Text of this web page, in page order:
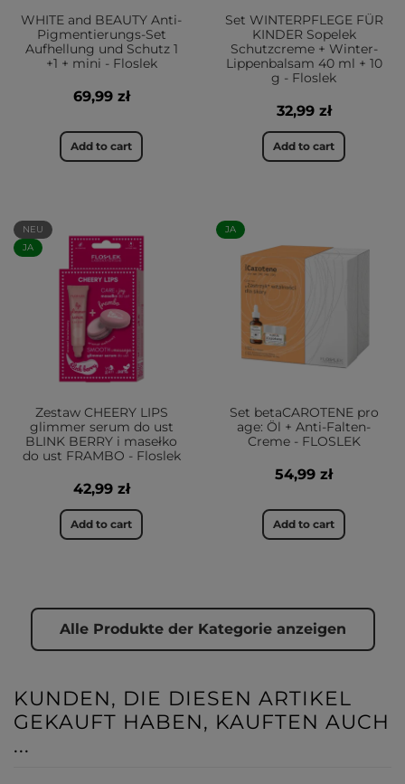
WHITE and BEAUTY Anti-
Pigmentierungs-Set
Aufhellung und Schutz 1
+1 + mini - Floslek
69,99 zł
Add to cart
Set WINTERPFLEGE FÜR
KINDER Sopelek
Schutzcreme + Winter-
Lippenbalsam 40 ml + 10
g - Floslek
32,99 zł
Add to cart
NEU
JA
Zestaw CHEERY LIPS
glimmer serum do ust
BLINK BERRY i masełko
do ust FRAMBO - Floslek
42,99 zł
Add to cart
JA
Set betaCAROTENE pro
age: Öl + Anti-Falten-
Creme - FLOSLEK
54,99 zł
Add to cart
Alle Produkte der Kategorie anzeigen
KUNDEN, DIE DIESEN ARTIKEL
GEKAUFT HABEN, KAUFTEN AUCH
...